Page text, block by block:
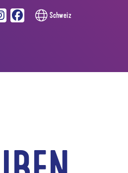
Schweiz